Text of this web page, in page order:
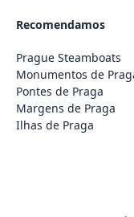
Recomendamos
Prague Steamboats
Monumentos de
Pontes de Praga
Margens de Praga
Ilhas de Praga